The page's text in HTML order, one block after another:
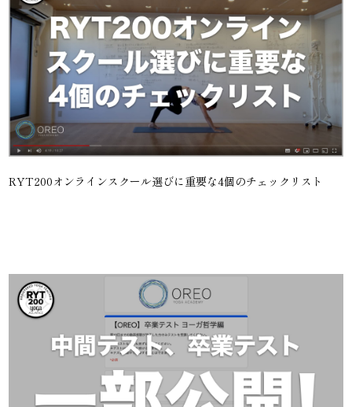
RYT200オンラインスクール選びに重要な4個のチェックリスト